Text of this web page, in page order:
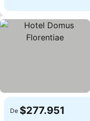
De $277.951